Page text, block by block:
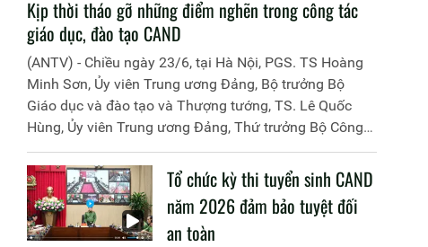
Kịp thời tháo gỡ những điểm nghẽn trong công tác
giáo dục, đào tạo CAND
(ANTV) - Chiều ngày 23/6, tại Hà Nội, PGS. TS Hoàng
Minh Sơn, Ủy viên Trung ương Đảng, Bộ trưởng Bộ
Giáo dục và đào tạo và Thượng tướng, TS. Lê Quốc
Hùng, Ủy viên Trung ương Đảng, Thứ trưởng Bộ Công
an đã đồng chủ trì buổi làm việc với các đơn vị của 2
Bộ về một số nội dung liên quan đến công tác giáo dục
và đào tạo của lực lượng CAND.Tổ chức kỳ thi tuyển sinh CAND
năm 2026 đảm bảo tuyệt đối
an toàn